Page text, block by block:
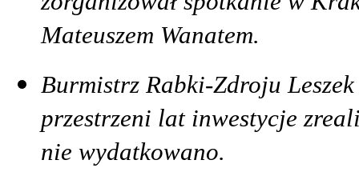
Mateuszem Wanatem.
Burmistrz Rabki-Zdroju
przestrzeni lat inwestycje
nie wydatkowano.